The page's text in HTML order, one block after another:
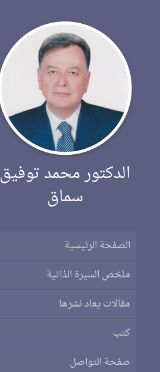
الدكتور محمد توفيق
سماق
الصفحة الرئيسية
ملخص السيرة الذاتية
مقالات يعاد نشرها
كتب
صفحة التواصل